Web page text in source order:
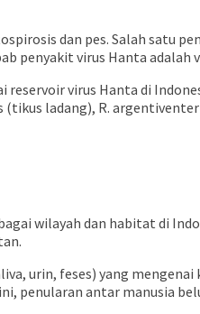
dan pes. Salah satu
penyakit virus Hanta adalah
virus Hanta di
ladang), R.
wilayah dan habitat di
urin, feses) yang
penularan antar manusia